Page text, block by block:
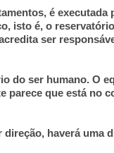
é executada
isto é, o
ser
do ser humano. O
parece que está no
haverá uma